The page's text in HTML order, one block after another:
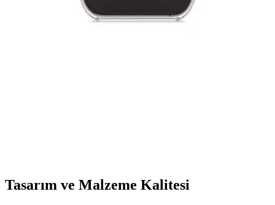
Apple iPad 7. Nesil için dayanıklı ve fonksiyonel sert
kılıf, uyku modu ve çoklu açı desteği ile
Tasarım ve Malzeme Kalitesi